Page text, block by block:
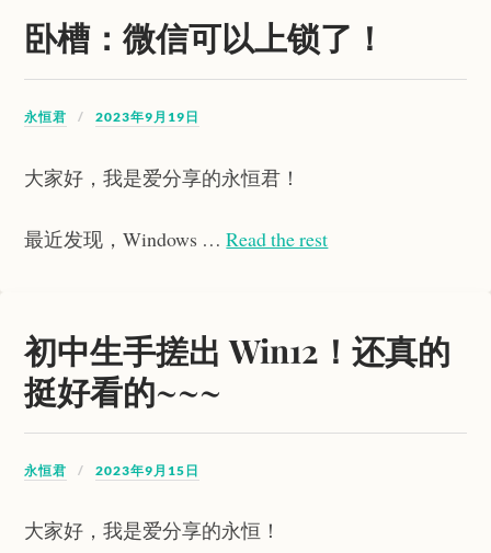
卧槽：微信可以上锁了！
永恒君 2023年9月19日
大家好，我是爱分享的永恒君！
最近发现，Windows …Read the rest
初中生手搓出 Win12！还真的
挺好看的~~~
永恒君 2023年9月15日
大家好，我是爱分享的永恒！